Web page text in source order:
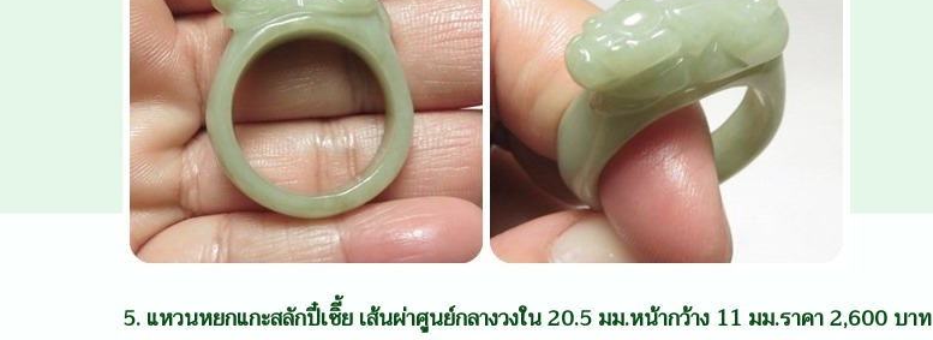
5. แหวนหยกแกะสลักปี๋เซิี้ย เส้นผ่าศูนย์กลางวงใน 20.5 มม.หน้ากว้าง 11 มม.ราคา 2,600 บาท